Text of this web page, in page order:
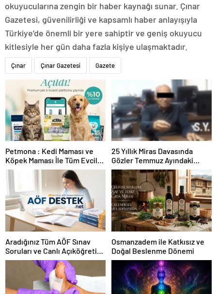
okuyucularına zengin bir haber kaynağı sunar. Çınar
Gazetesi, güvenilirliği ve kapsamlı haber anlayışıyla
Türkiye’de önemli bir yere sahiptir ve geniş okuyucu
kitlesiyle her gün daha fazla kişiye ulaşmaktadır.
Çınar Çınar Gazetesi Gazete
Petmona : Kedi Maması ve
Köpek Maması İle Tüm Evcil
Hayvan Ürünleri
25 Yıllık Miras Davasında
Gözler Temmuz Ayındaki
Karar Duruşmasına Çevrildi
Aradığınız Tüm AÖF Sınav
Soruları ve Canlı Açıköğretim
Forumu Burada
Osmanzadem ile Katkısız ve
Doğal Beslenme Dönemi